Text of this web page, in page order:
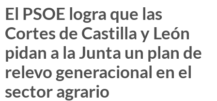
El PSOE logra que las
Cortes de Castilla y León
pidan a la Junta un plan de
relevo generacional en el
sector agrario